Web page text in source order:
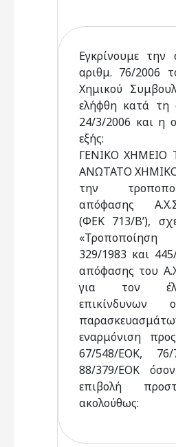
Εγκρίνουμε
αριθμ. 76/2006
Χημικού
ελήφθη κατά τη
24/3/2006 και η
εξής:
ΓΕΝΙΚΟ ΧΗΜΕΙΟ
ΑΝΩΤΑΤΟ
την
απόφασης
(ΦΕΚ 713/Β’),
329/1983 και
απόφασης του
για τον
επικίνδυνων
εναρμόνιση
67/548/ΕΟΚ,
88/379/ΕΟΚ
επιβολή
ακολούθως: